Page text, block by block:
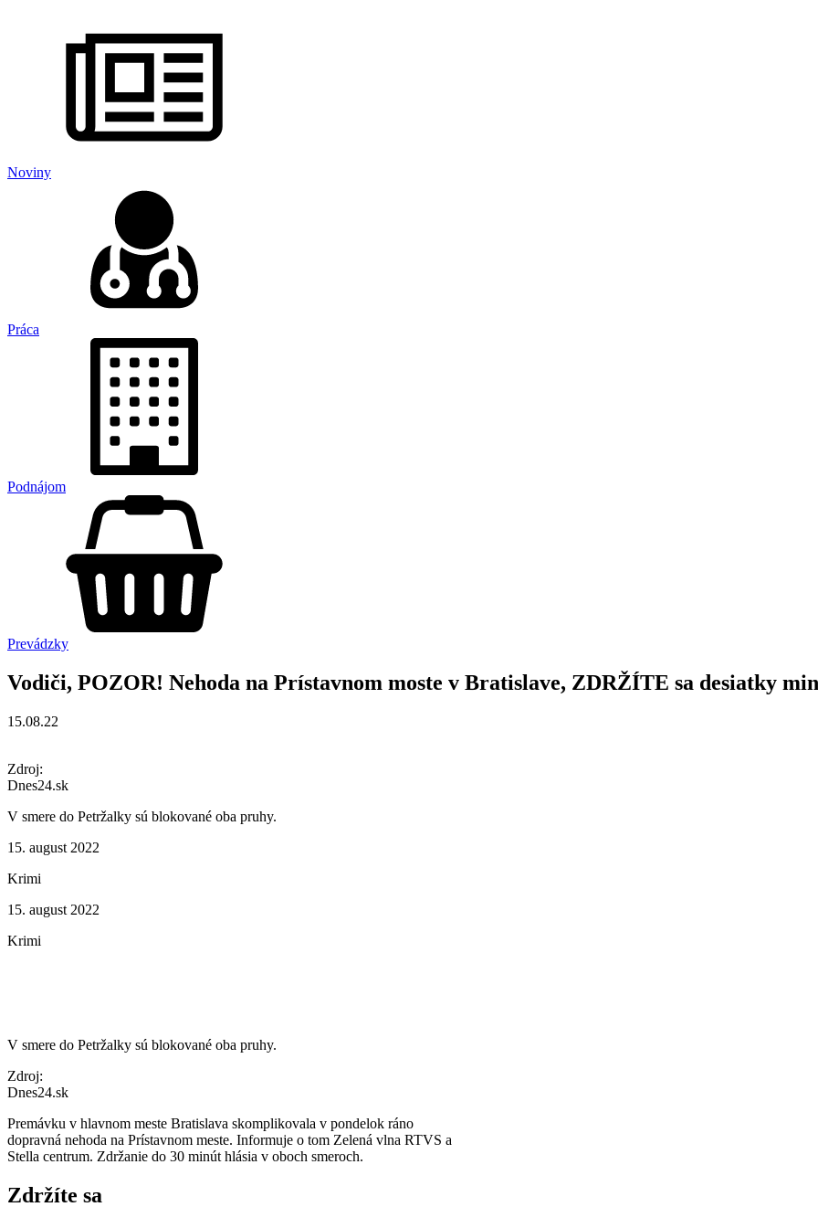
Noviny
Práca
Podnájom
Prevádzky
Vodiči, POZOR! Nehoda na Prístavnom moste v Bratislave, ZDRŽÍTE sa desiatky
15.08.22
Zdroj:
Dnes24.sk
V smere do Petržalky sú blokované oba pruhy.
15. august 2022
Krimi
15. august 2022
Krimi
V smere do Petržalky sú blokované oba pruhy.
Zdroj:
Dnes24.sk
Premávku v hlavnom meste Bratislava skomplikovala v pondelok ráno
dopravná nehoda na Prístavnom meste. Informuje o tom Zelená vlna RTVS a
Stella centrum. Zdržanie do 30 minút hlásia v oboch smeroch.
Zdržíte sa